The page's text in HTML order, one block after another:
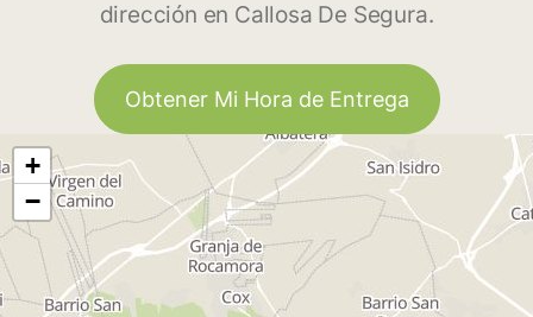
dirección en Callosa De Segura.
Obtener Mi Hora de Entrega
+
−